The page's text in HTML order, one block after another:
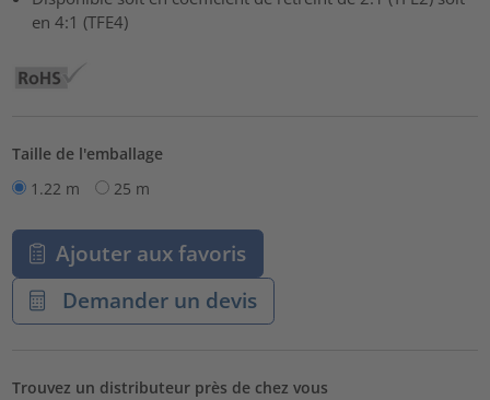
en 4:1 (TFE4)
Taille de l'emballage
1.22 m
25 m
Ajouter aux favoris
Demander un devis
Trouvez un distributeur près de chez vous